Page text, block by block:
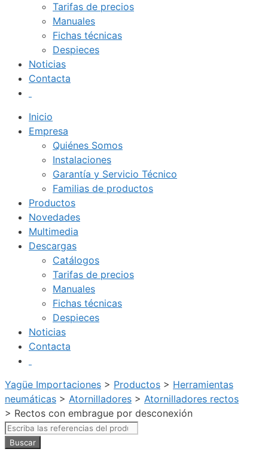
Tarifas de precios
Manuales
Fichas técnicas
Despieces
Noticias
Contacta
Inicio
Empresa
Quiénes Somos
Instalaciones
Garantía y Servicio Técnico
Familias de productos
Productos
Novedades
Multimedia
Descargas
Catálogos
Tarifas de precios
Manuales
Fichas técnicas
Despieces
Noticias
Contacta
Yagüe Importaciones > Productos > Herramientas
neumáticas > Atornilladores > Atornilladores rectos
> Rectos con embrague por desconexión